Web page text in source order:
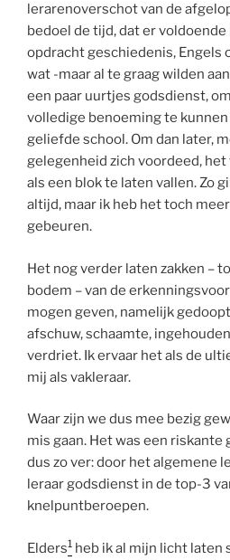
lerarenoverschot van de
bedoel de tijd, dat er
opdracht geschiedenis, Engels
wat -maar al te graag wilden
een paar uurtjes godsdienst,
volledige benoeming te
geliefde school. Om dan later,
gelegenheid zich voordeed,
als een blok te laten vallen. Zo
altijd, maar ik heb het toch
gebeuren.
Het nog verder laten zakken –
bodem – van de
mogen geven, namelijk
afschuw, schaamte,
verdriet. Ik ervaar het als de
mij als vakleraar.
Waar zijn we dus mee bezig
mis gaan. Het was een riskante
dus zo ver: door het algemene
leraar godsdienst in de top-3
knelpuntberoepen.
Elders1 heb ik al mijn licht laten